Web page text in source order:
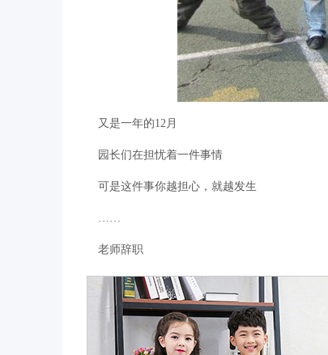
又是一年的12月
园长们在担忧着一件事情
可是这件事你越担心，就越发生
老师辞职